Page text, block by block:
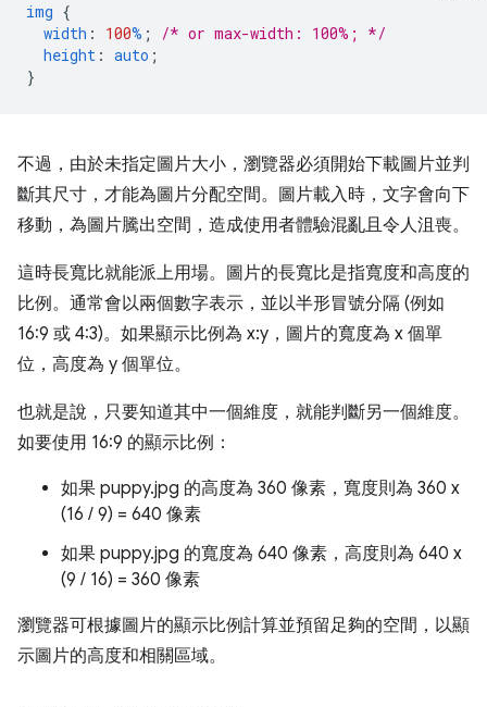
img {
width : 100% ;
/* or max-width: 100%; */
height : auto ;
}
不過，由於未指定圖片大小，瀏覽器必須開始下載圖片並判
斷其尺寸，才能為圖片分配空間。圖片載入時，文字會向下
移動，為圖片騰出空間，造成使用者體驗混亂且令人沮喪。
這時長寬比就能派上用場。圖片的長寬比是指寬度和高度的
比例。通常會以兩個數字表示，並以半形冒號分隔 (例如
16:9 或 4:3)。如果顯示比例為 x:y，圖片的寬度為 x 個單
位，高度為 y 個單位。
也就是說，只要知道其中一個維度，就能判斷另一個維度。
如要使用 16:9 的顯示比例：
如果 puppy.jpg 的高度為 360 像素，寬度則為 360 x
(16 / 9) = 640 像素
如果 puppy.jpg 的寬度為 640 像素，高度則為 640 x
(9 / 16) = 360 像素
瀏覽器可根據圖片的顯示比例計算並預留足夠的空間，以顯
示圖片的高度和相關區域。